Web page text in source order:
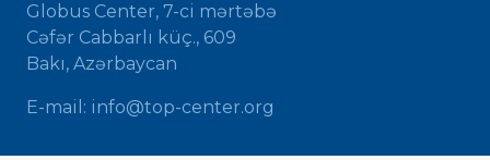
Globus Center, 7-ci mərtəbə
Cəfər Cabbarlı küç., 609
Bakı, Azərbaycan
E-mail: info@top-center.org